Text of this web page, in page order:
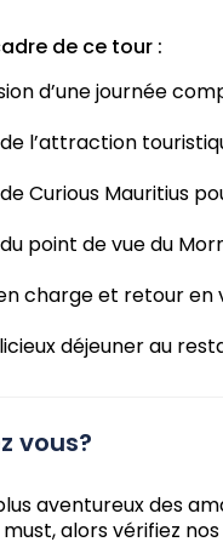
de ce tour :
d’une journée
l’attraction
Curious Mauritius
point de vue du
charge et retour
déjeuner au
vous?
aventureux des
alors vérifiez